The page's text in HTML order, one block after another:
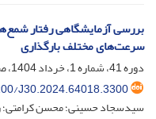
بررسی آزمایشگاهی رفتار
سرعت‌های مختلف بارگذاری
دوره 41، شماره 1، خرداد 1404، صفحه
J30.2024.64018.3300
سیدسجاد حسینی؛ محسن